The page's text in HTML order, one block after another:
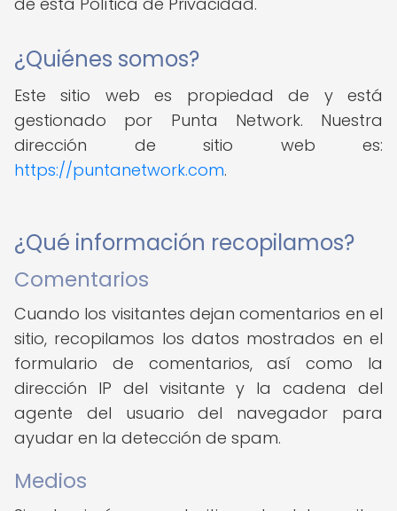
¿Quiénes somos?
Este sitio web es propiedad de y está
gestionado por Punta Network. Nuestra
dirección de sitio web es:
https://puntanetwork.com.
¿Qué información recopilamos?
Comentarios
Cuando los visitantes dejan comentarios en el
sitio, recopilamos los datos mostrados en el
formulario de comentarios, así como la
dirección IP del visitante y la cadena del
agente del usuario del navegador para
ayudar en la detección de spam.
Medios